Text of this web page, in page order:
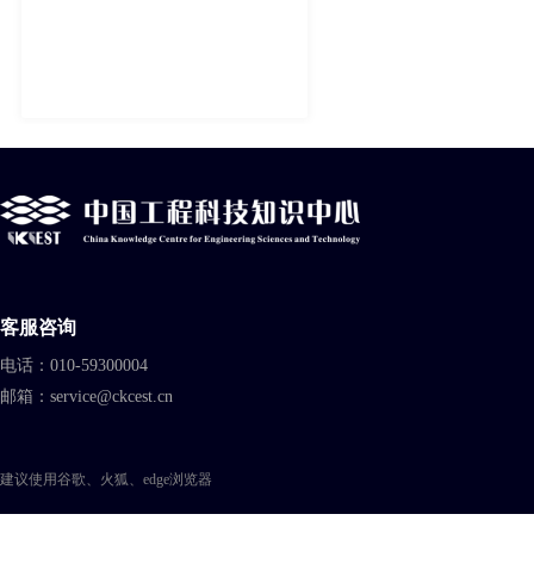
客服咨询
电话：010-59300004
邮箱：service@ckcest.cn
建议使用谷歌、火狐、edge浏览器